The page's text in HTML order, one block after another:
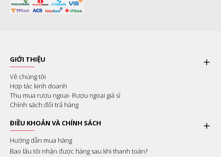
GIỚI THIỆU
Về chúng tôi
Hợp tác kinh doanh
Thu mua rượu ngoại- Rượu ngoại giá sỉ
Chính sách đổi trả hàng
ĐIỀU KHOẢN VÀ CHÍNH SÁCH
Hướng dẫn mua hàng
Bao lâu tôi nhận được hàng sau khi thanh toán?